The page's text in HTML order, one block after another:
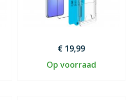
€ 19,99
Op voorraad